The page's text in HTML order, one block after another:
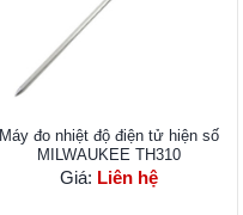
Máy đo nhiệt độ điện tử hiện số
MILWAUKEE TH310
Giá: Liên hệ